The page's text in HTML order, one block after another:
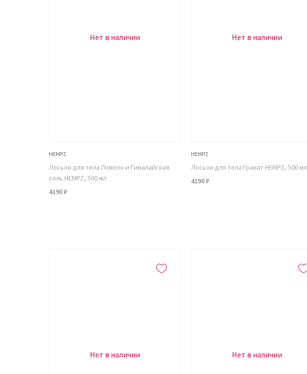
Нет в наличии
HEMPZ
Лосьон для тела Помело и Гималайская
соль HEMPZ, 500 мл
4190 ₽
Нет в наличии
HEMPZ
Лосьон для тела Гранат HEMPZ, 500 мл
4190 ₽
Нет в наличии Нет в наличии